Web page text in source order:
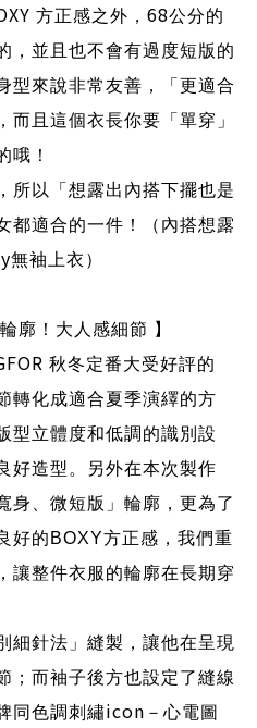
方正感之外， 68公分的
，並且也不會有過度短版的
型來說非常友善，「更適合
而且這個衣長你要「單穿」
哦！
所以「想露出內搭下擺也是
都適合的一件！（內搭想露
無袖上衣）
廓！大人感細節 】
秋冬定番大受好評的
轉化成適合夏季演繹的方
型立體度和低調的識別設
好造型。另外在本次製作
身、微短版」輪廓，更為了
好的 BOXY方正感，我們重
讓整件衣服的輪廓在長期穿
細針法」縫製，讓他在呈現
；而袖子後方也設定了縫線
同色調刺繡icon －心電圖